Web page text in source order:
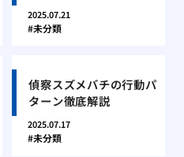
2025.07.21
未分類
偵察スズメバチの行動パ
ターン徹底解説
2025.07.17
未分類